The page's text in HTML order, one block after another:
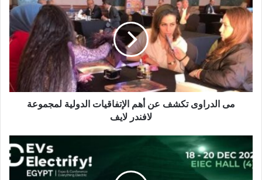
الدراوى
تكشف
عن
أهم
الإتفاقيات
الدولية
لمجموعة
لافندر
مى الدراوى تكشف عن أهم الإتفاقيات الدولية لمجموعة
لافندر لايف
ديسمبر..
انطلاق
النسخة